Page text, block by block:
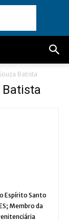
Batista
Espírito Santo
Membro da